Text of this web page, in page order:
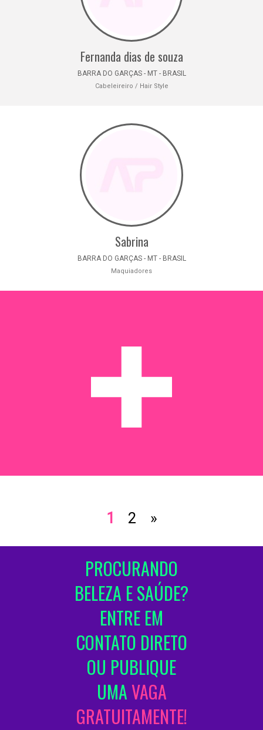
Fernanda dias de souza
BARRA DO GARÇAS - MT - BRASIL
Cabeleireiro / Hair Style
Sabrina
BARRA DO GARÇAS - MT - BRASIL
Maquiadores
1 2 »
PROCURANDO
BELEZA E SAÚDE?
ENTRE EM
CONTATO DIRETO
OU PUBLIQUE
UMAVAGA
GRATUITAMENTE!